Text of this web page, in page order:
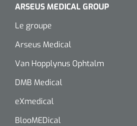
ARSEUS MEDICAL GROUP
Le groupe
Arseus Medical
Van Hopplynus Ophtalm
DMB Medical
eXmedical
BlooMEDical